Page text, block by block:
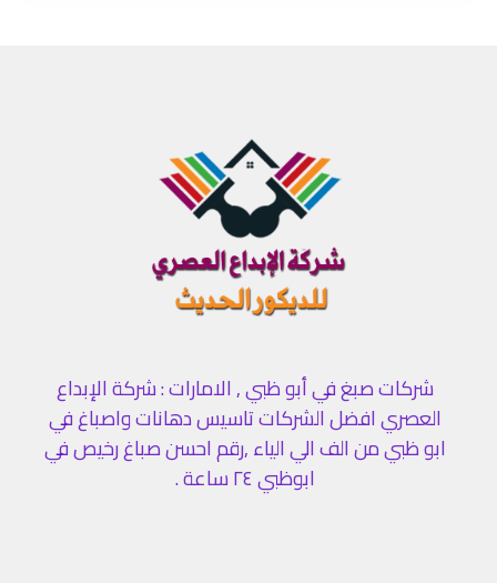
شركات صبغ في أبو ظبي , الامارات : شركة الإبداع
العصري افضل الشركات تاسيس دهانات واصباغ في
ابو ظبي من الف الي الياء ,رقم احسن صباغ رخيص في
ابوظبي ٢٤ ساعة .